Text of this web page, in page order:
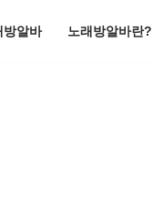
방알바 노래방알바란?